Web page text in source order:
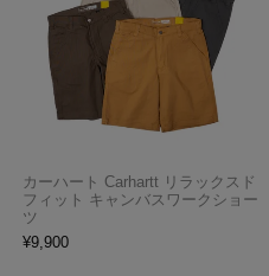
カーハート Carhartt リラックスド
フィット キャンバスワークショー
ツ
¥9,900